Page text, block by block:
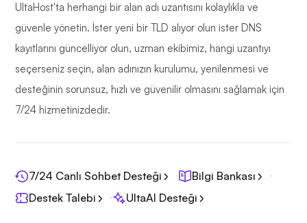
UltaHost'ta herhangi bir alan adı uzantısını kolaylıkla ve
güvenle yönetin. İster yeni bir TLD alıyor olun ister DNS
kayıtlarını güncelliyor olun, uzman ekibimiz, hangi uzantıyı
seçerseniz seçin, alan adınızın kurulumu, yenilenmesi ve
desteğinin sorunsuz, hızlı ve güvenilir olmasını sağlamak için
7/24 hizmetinizdedir.
7/24 Canlı Sohbet Desteği
Bilgi Bankası
Destek Talebi
UltaAI Desteği